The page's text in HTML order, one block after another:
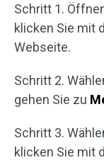
Schritt 1.
klicken Sie mit
Webseite.
Schritt 2.
gehen Sie zu
Schritt 3.
klicken Sie mit